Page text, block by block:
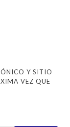
Y SITIO
VEZ QUE